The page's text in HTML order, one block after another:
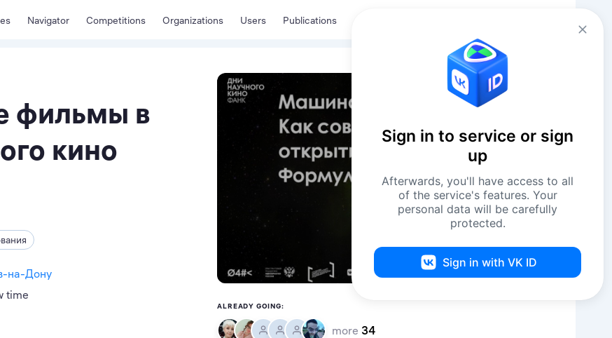
Navigator Competitions Organizations Users Publications
фильмы в
кино
на-Дону
time
ALREADY GOING:
more 34
Sign in to service or sign
up
Afterwards, you'll have access to all
of the service's features. Your
personal data will be carefully
protected.
Sign in with VK ID